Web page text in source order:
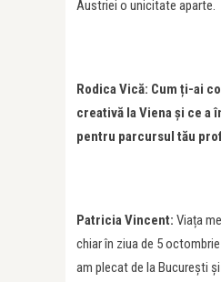
Austriei o unicitate aparte.
Rodica Vică: Cum ți-ai
creativă la Vienași ce a
pentru parcursul tău
Patricia Vincent: Viața
chiar în ziua de 5
am plecat de la București